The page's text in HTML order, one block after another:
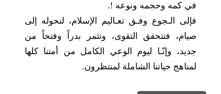
في كمه وحجمه ونوعه !.
فإلى الـجوع وفـق تعـاليم الإسلام، لنحوله إلى
صيام، فتتحقق التقوى، وتثمر بدراً وفتحاً من
جديد، وإنّـا ليوم الوعي الكامل من أمتنا كلها
لمناهج حياتنا الشاملة لمنتظرون.